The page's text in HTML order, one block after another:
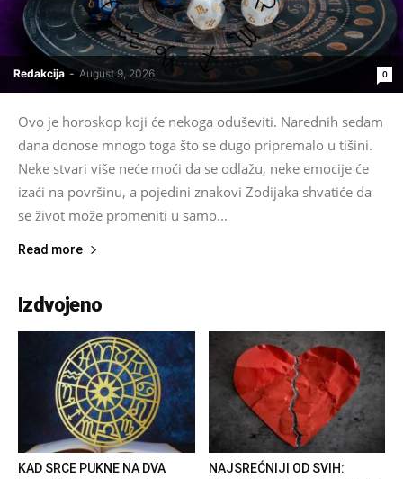
Redakcija - August 9, 2026 0
Ovo je horoskop koji će nekoga oduševiti. Narednih sedam
dana donose mnogo toga što se dugo pripremalo u tišini.
Neke stvari više neće moći da se odlažu, neke emocije će
izaći na površinu, a pojedini znakovi Zodijaka shvatiće da
se život može promeniti u samo...
Read more
Izdvojeno
KAD SRCE PUKNE NA DVA
NAJSREĆNIJI OD SVIH: